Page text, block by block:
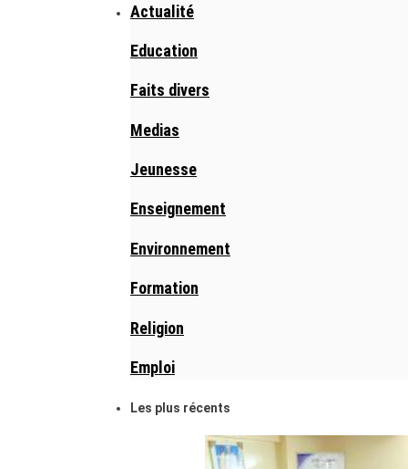
Actualité
Education
Faits divers
Medias
Jeunesse
Enseignement
Environnement
Formation
Religion
Emploi
Les plus récents